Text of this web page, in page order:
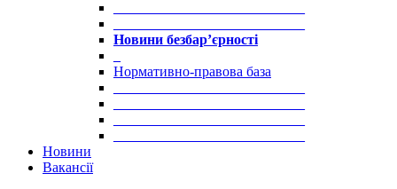
Новини безбар’єрності
Нормативно-правова база
Новини
Вакансії